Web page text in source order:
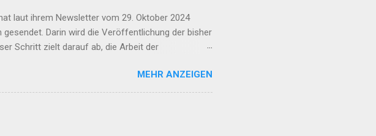
laut ihrem Newsletter vom 29. Oktober 2024
Darin wird die Veröffentlichung der bisher
Schritt zielt darauf ab, die Arbeit der
(LuftVG) eingerichtet werden. Ihre Aufgabe ist es,
und zur Verringerung der Luftverschmutzung
Die Kommissionen setzen sich aus
gegen Fluglärm Fluggesellschaften
MEHR ANZEIGEN